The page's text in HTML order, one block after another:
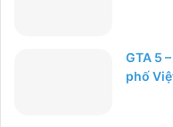
GTA 5
phố